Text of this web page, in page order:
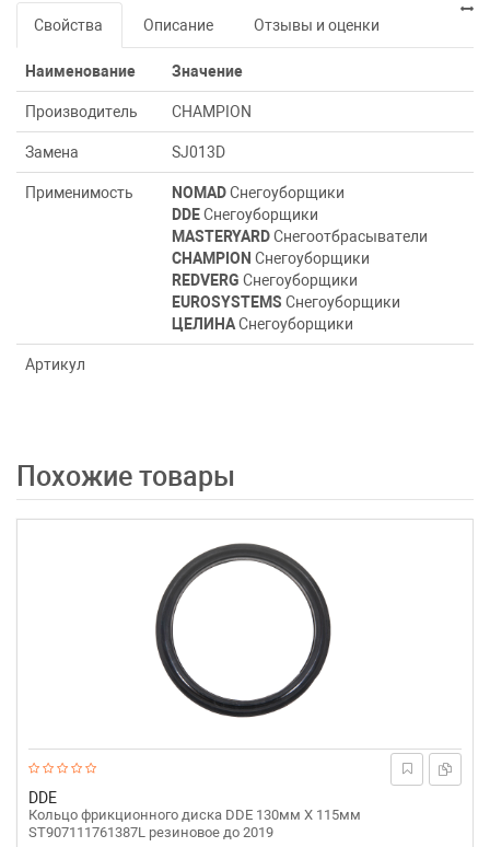
Свойства Описание Отзывы и оценки
Наименование Значение
Производитель CHAMPION
Замена SJ013D
Применимость NOMADСнегоуборщики
DDEСнегоуборщики
MASTERYARDСнегоотбрасыватели
CHAMPION Снегоуборщики
REDVERG Снегоуборщики
EUROSYSTEMS Снегоуборщики
ЦЕЛИНАСнегоуборщики
Артикул
Похожие товары
DDE
Кольцо фрикционного диска DDE 130мм Х 115мм
ST907111761387L резиновое до 2019